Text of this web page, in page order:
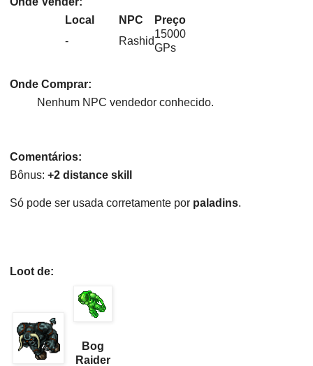
Local
NPC
Preço
-
Rashid
15000
GPs
Onde Comprar:
Nenhum NPC vendedor conhecido.
Comentários:
Bônus: +2 distance skill
Só pode ser usada corretamente por paladins.
Loot de:
Bog
Raider